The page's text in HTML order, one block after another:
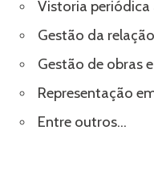
Vistoria periódica
Gestão da
Gestão de obras
Representação
Entre outros...